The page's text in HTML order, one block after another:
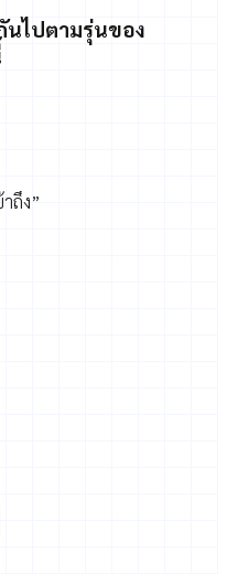
นไปตามรุ่นของ
ถึง”